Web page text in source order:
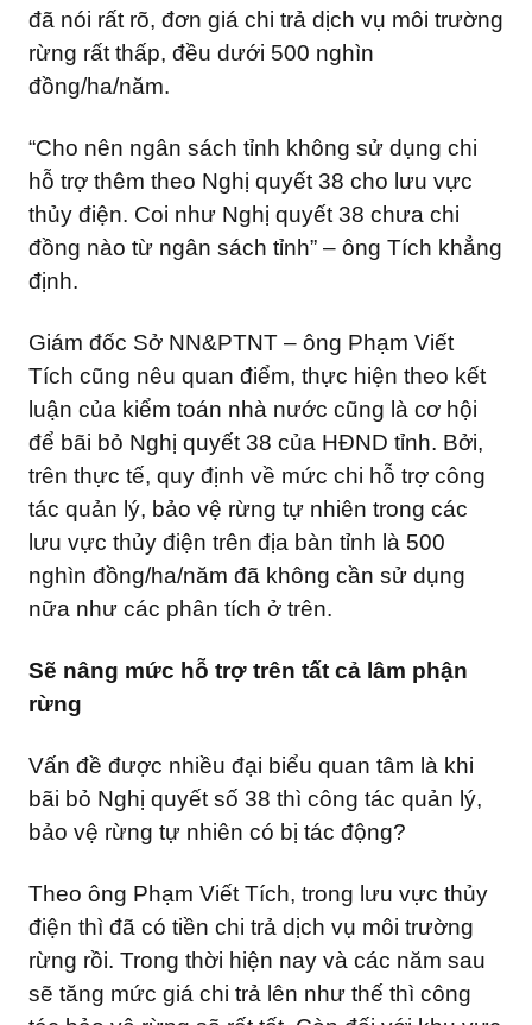
đã nói rất rõ, đơn giá chi trả dịch vụ môi trường
rừng rất thấp, đều dưới 500 nghìn
đồng/ha/năm.
“Cho nên ngân sách tỉnh không sử dụng chi
hỗ trợ thêm theo Nghị quyết 38 cho lưu vực
thủy điện. Coi như Nghị quyết 38 chưa chi
đồng nào từ ngân sách tỉnh” – ông Tích khẳng
định.
Giám đốc Sở NN&PTNT – ông Phạm Viết
Tích cũng nêu quan điểm, thực hiện theo kết
luận của kiểm toán nhà nước cũng là cơ hội
để bãi bỏ Nghị quyết 38 của HĐND tỉnh. Bởi,
trên thực tế, quy định về mức chi hỗ trợ công
tác quản lý, bảo vệ rừng tự nhiên trong các
lưu vực thủy điện trên địa bàn tỉnh là 500
nghìn đồng/ha/năm đã không cần sử dụng
nữa như các phân tích ở trên.
Sẽ nâng mức hỗ trợ trên tất cả lâm phận
rừng
Vấn đề được nhiều đại biểu quan tâm là khi
bãi bỏ Nghị quyết số 38 thì công tác quản lý,
bảo vệ rừng tự nhiên có bị tác động?
Theo ông Phạm Viết Tích, trong lưu vực thủy
điện thì đã có tiền chi trả dịch vụ môi trường
rừng rồi. Trong thời hiện nay và các năm sau
sẽ tăng mức giá chi trả lên như thế thì công